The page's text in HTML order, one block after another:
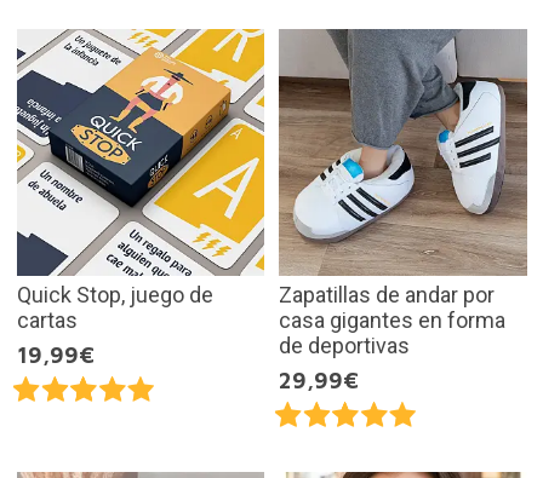
Quick Stop, juego de
cartas
19,99€
Zapatillas de andar por
casa gigantes en forma
de deportivas
29,99€